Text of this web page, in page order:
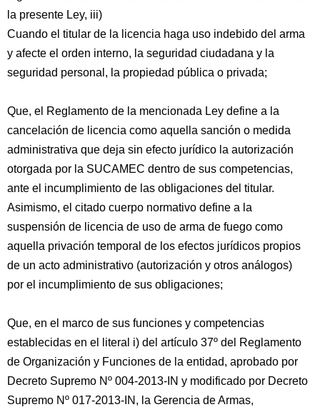
la presente Ley, iii)
Cuando el titular de la licencia haga uso indebido del arma
y afecte el orden interno, la seguridad ciudadana y la
seguridad personal, la propiedad pública o privada;
Que, el Reglamento de la mencionada Ley define a la
cancelación de licencia como aquella sanción o medida
administrativa que deja sin efecto jurídico la autorización
otorgada por la SUCAMEC dentro de sus competencias,
ante el incumplimiento de las obligaciones del titular.
Asimismo, el citado cuerpo normativo define a la
suspensión de licencia de uso de arma de fuego como
aquella privación temporal de los efectos jurídicos propios
de un acto administrativo (autorización y otros análogos)
por el incumplimiento de sus obligaciones;
Que, en el marco de sus funciones y competencias
establecidas en el literal i) del artículo 37º del Reglamento
de Organización y Funciones de la entidad, aprobado por
Decreto Supremo Nº 004-2013-IN y modificado por Decreto
Supremo Nº 017-2013-IN, la Gerencia de Armas,